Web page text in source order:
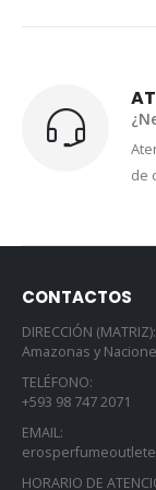
de
CONTACTOS
DIRECCIÓN (MATRIZ):
Amazonas y
TELÉFONO:
+593 98 747 2071
EMAIL:
HORARIO DE